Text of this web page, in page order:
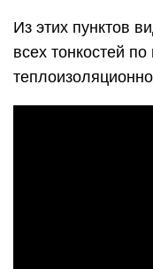
Из этих пунктов
всех тонкостей